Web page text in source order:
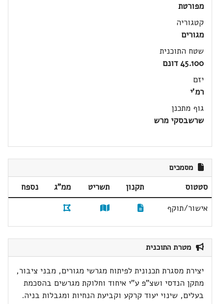
מפורטת
קטגוריה
מגורים
שטח התוכנית
45.100 דונם
יזם
רמ'י
גוף מתכנן
שרשבסקי מרש
מסמכים
סטטוס תקנון תשריט ממ"ג
נספח
אישור/תוקף
מטרת התוכנית
יצירת מסגרת תכנונית לפיתוח מגרשי מגורים, מבני ציבור,
מתקן הנדסי ושצ"פ ע"י איחוד וחלוקת מגרשים בהסכמת
בעלים, שינוי יעוד קרקע וקביעת הנחיות ומגבלות בניה.